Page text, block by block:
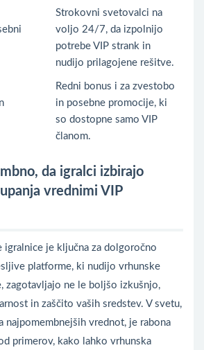
Strokovni svetovalci na
voljo 24/7, da izpolnijo
potrebe VIP strank in
nudijo prilagojene rešitve.
Redni bonus i za zvestobo
in posebne promocije, ki
so dostopne samo VIP
članom.
da igralci izbirajo
vrednimi VIP
igralnice je ključna za dolgoročno
platforme, ki nudijo vrhunske
zagotavljajo ne le boljšo izkušnjo,
in zaščito vaših sredstev. V svetu,
najpomembnejših vrednot, je rabona
primerov, kako lahko vrhunska